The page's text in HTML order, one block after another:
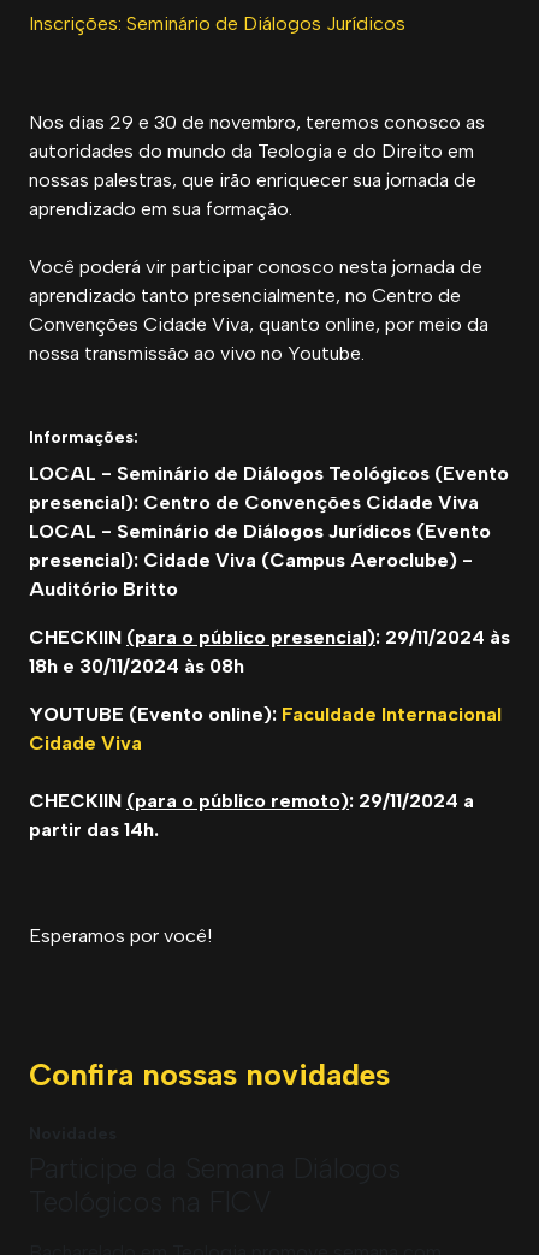
Inscrições: Seminário de Diálogos Jurídicos
Nos dias 29 e 30 de novembro, teremos conosco as
autoridades do mundo da Teologia e do Direito em
nossas palestras, que irão enriquecer sua jornada de
aprendizado em sua formação.
Você poderá vir participar conosco nesta jornada de
aprendizado tanto presencialmente, no Centro de
Convenções Cidade Viva, quanto online, por meio da
nossa transmissão ao vivo no Youtube.
Informações:
LOCAL - Seminário de Diálogos Teológicos (Evento
presencial): Centro de Convenções Cidade Viva
LOCAL - Seminário de Diálogos Jurídicos (Evento
presencial): Cidade Viva (Campus Aeroclube) -
Auditório Britto
CHECKIIN (para o público presencial): 29/11/2024 às
18h e 30/11/2024 às 08h
YOUTUBE (Evento online): Faculdade Internacional
Cidade Viva
CHECKIIN (para o público remoto): 29/11/2024 a
partir das 14h.
Esperamos por você!
Confira nossas novidades